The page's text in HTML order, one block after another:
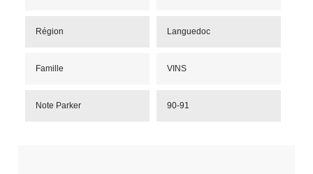
Région Languedoc
Famille VINS
Note Parker 90-91